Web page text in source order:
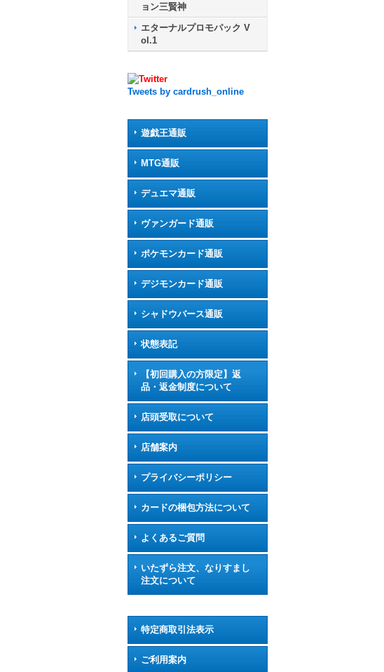
ョン三賢神
エターナルプロモパック V
ol.1
Tweets by cardrush_online
遊戯王通販
MTG通販
デュエマ通販
ヴァンガード通販
ポケモンカード通販
デジモンカード通販
シャドウバース通販
状態表記
【初回購入の方限定】返
品・返金制度について
店頭受取について
店舗案内
プライバシーポリシー
カードの梱包方法について
よくあるご質問
いたずら注文、なりすまし
注文について
特定商取引法表示
ご利用案内